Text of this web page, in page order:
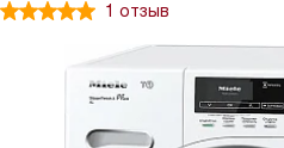
1 отзыв